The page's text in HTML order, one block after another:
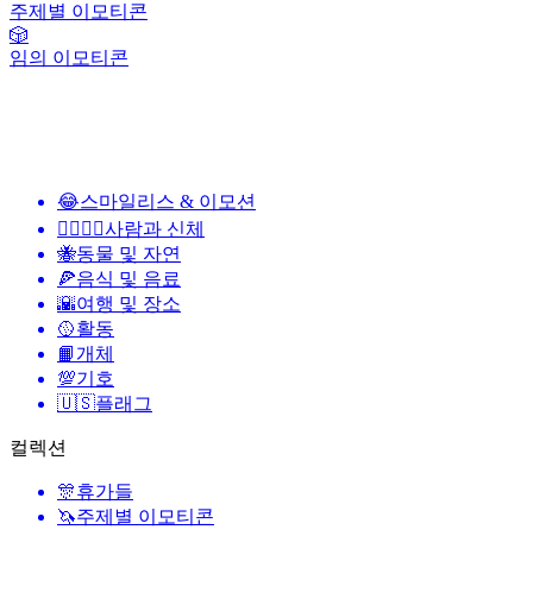
주제별 이모티콘
🎲
임의 이모티콘
😂스마일리스 & 이모션
👩‍❤️‍💋‍👨사람과 신체
🐝동물 및 자연
🍕음식 및 음료
🌇여행 및 장소
🥎활동
📙개체
💯기호
🇺🇸플래그
컬렉션
🎊휴가들
🦄주제별 이모티콘